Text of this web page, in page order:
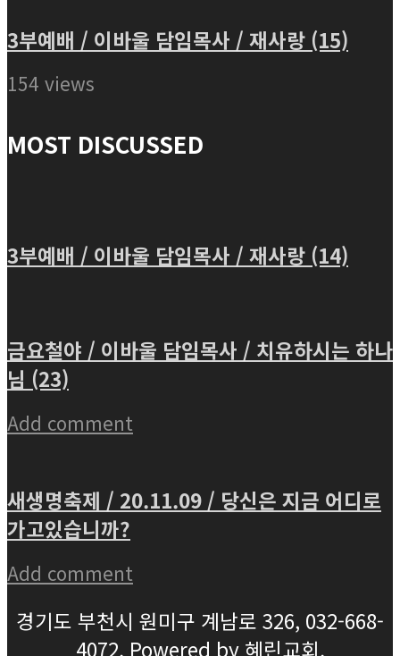
3부예배 / 이바울 담임목사 / 재사랑 (15)
154 views
MOST DISCUSSED
3부예배 / 이바울 담임목사 / 재사랑 (14)
금요철야 / 이바울 담임목사 / 치유하시는 하나
님 (23)
Add comment
새생명축제 / 20.11.09 / 당신은 지금 어디로
가고있습니까?
Add comment
경기도 부천시 원미구 계남로 326, 032-668-
4072. Powered by 혜린교회.